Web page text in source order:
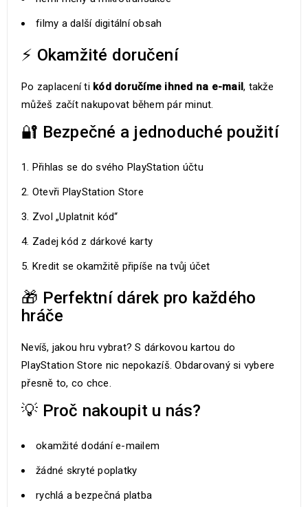
filmy a další digitální obsah
⚡ Okamžité doručení
Po zaplacení ti kód doručíme ihned na e-mail, takže
můžeš začít nakupovat během pár minut.
🔐 Bezpečné a jednoduché použití
Přihlas se do svého PlayStation účtu
Otevři PlayStation Store
Zvol „Uplatnit kód“
Zadej kód z dárkové karty
Kredit se okamžitě připíše na tvůj účet
🎁 Perfektní dárek pro každého
hráče
Nevíš, jakou hru vybrat? S dárkovou kartou do
PlayStation Store nic nepokazíš. Obdarovaný si vybere
přesně to, co chce.
💡 Proč nakoupit u nás?
okamžité dodání e-mailem
žádné skryté poplatky
rychlá a bezpečná platba